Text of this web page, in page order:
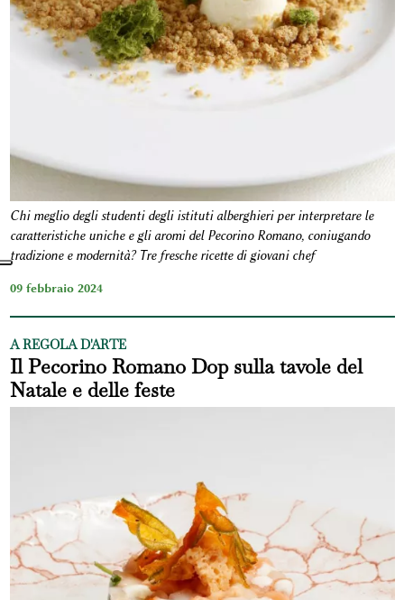
Chi meglio degli studenti degli istituti alberghieri per interpretare le
caratteristiche uniche e gli aromi del Pecorino Romano, coniugando
tradizione e modernità? Tre fresche ricette di giovani chef
09 febbraio 2024
A REGOLA D'ARTE
Il Pecorino Romano Dop sulla tavole del
Natale e delle feste